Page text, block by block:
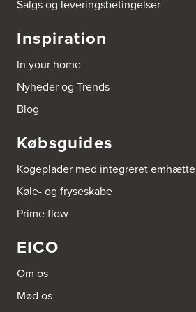
Elmegade 41
Tel.:59511842
http://www.aubo.dk
Aubo Køkken & Bad Køge
4600 Køge
Aubo Køkken & Bad Odense
5230 Odense M
http://www.aubo.dk
Aubo Køkken & Bad Ringsted
Nørregade 27 A
4100 Ringsted
Tel.:55700954
http://www.aubo.dk
Salgs og leveringsbetingelser
Inspiration
In your home
Nyheder og Trends
Blog
Købsguides
Kogeplader med integreret emhætte
Køle- og fryseskabe
Prime flow
EICO
Om os
Mød os